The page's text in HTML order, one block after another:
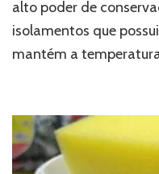
alto poder de
isolamentos que
mantém a